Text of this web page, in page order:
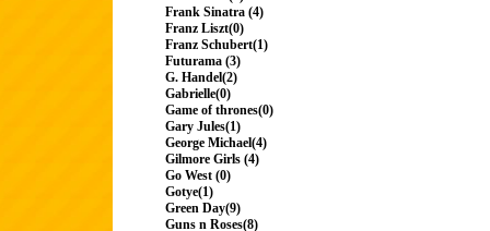
Frank Sinatra (4)
Franz Liszt(0)
Franz Schubert(1)
Futurama (3)
G. Handel(2)
Gabrielle(0)
Game of thrones(0)
Gary Jules(1)
George Michael(4)
Gilmore Girls (4)
Go West (0)
Gotye(1)
Green Day(9)
Guns n Roses(8)